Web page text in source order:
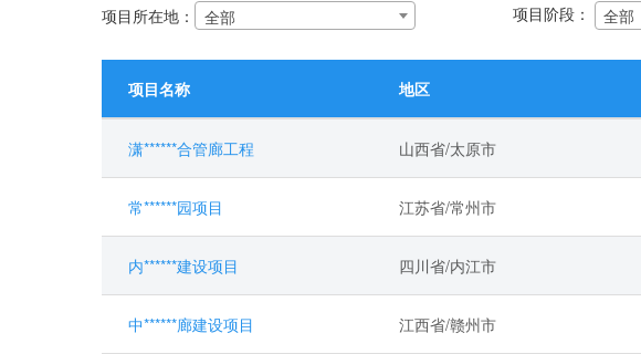
项目所在地： 全部 项目阶段： 全部
项目名称 地区
潇******合管廊工程 山西省/太原市
常******园项目 江苏省/常州市
内******建设项目 四川省/内江市
中******廊建设项目 江西省/赣州市